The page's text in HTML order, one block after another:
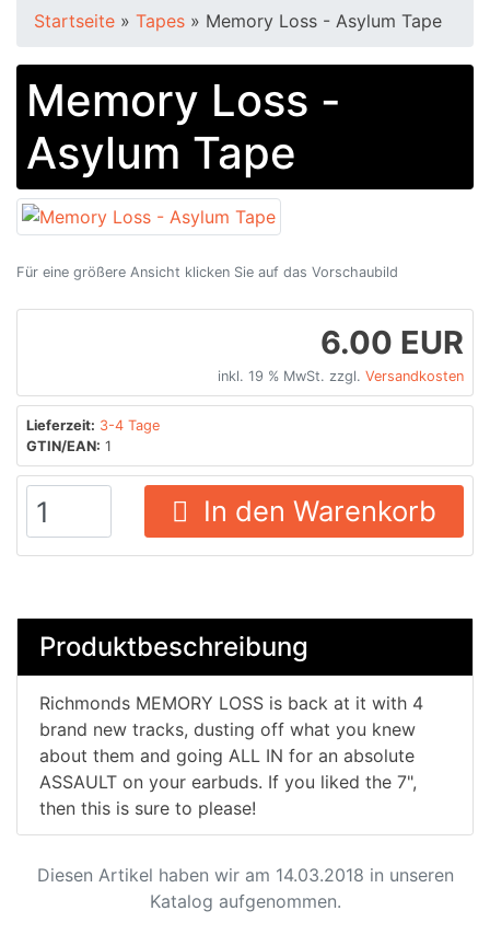
Startseite » Tapes » Memory Loss - Asylum Tape
Memory Loss -
Asylum Tape
Für eine größere Ansicht klicken Sie auf das Vorschaubild
6.00 EUR
inkl. 19 % MwSt. zzgl. Versandkosten
Lieferzeit: 3-4 Tage
GTIN/EAN: 1
In den Warenkorb
Produktbeschreibung
Richmonds MEMORY LOSS is back at it with 4
brand new tracks, dusting off what you knew
about them and going ALL IN for an absolute
ASSAULT on your earbuds. If you liked the 7",
then this is sure to please!
Diesen Artikel haben wir am 14.03.2018 in unseren
Katalog aufgenommen.